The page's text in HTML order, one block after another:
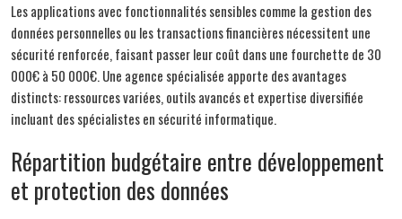
Les applications avec fonctionnalités sensibles comme la gestion des
données personnelles ou les transactions financières nécessitent une
sécurité renforcée, faisant passer leur coût dans une fourchette de 30
000€ à 50 000€. Une agence spécialisée apporte des avantages
distincts: ressources variées, outils avancés et expertise diversifiée
incluant des spécialistes en sécurité informatique.
Répartition budgétaire entre développement
et protection des données